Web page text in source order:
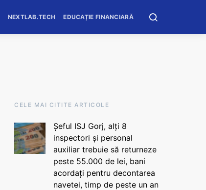
NEXTLAB.TECH EDUCAȚIE FINANCIARĂ
CELE MAI CITITE ARTICOLE
Șeful ISJ Gorj, alți 8
inspectori și personal
auxiliar trebuie să returneze
peste 55.000 de lei, bani
acordați pentru decontarea
navetei, timp de peste un an